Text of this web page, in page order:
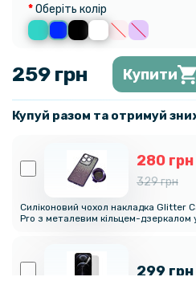
Оберіть колір
259 грн Купити
Купуй разом та отримуй
280 грн
329 грн
Силіконовий чохол накладка Glitter
Pro​ з металевим кільцем-дзеркалом
299 грн